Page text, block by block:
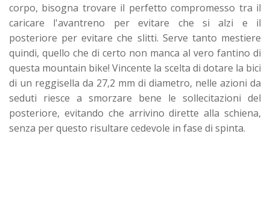
corpo, bisogna trovare il perfetto compromesso tra il
caricare l'avantreno per evitare che si alzi e il
posteriore per evitare che slitti. Serve tanto mestiere
quindi, quello che di certo non manca al vero fantino di
questa mountain bike! Vincente la scelta di dotare la bici
di un reggisella da 27,2 mm di diametro, nelle azioni da
seduti riesce a smorzare bene le sollecitazioni del
posteriore, evitando che arrivino dirette alla schiena,
senza per questo risultare cedevole in fase di spinta.